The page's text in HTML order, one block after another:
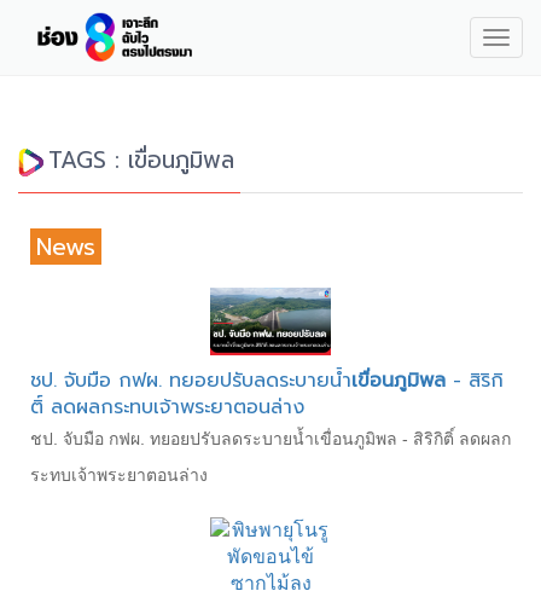
TAGS : เขื่อนภูมิพล
News
ชป. จับมือ กฟผ. ทยอยปรับลดระบายน้ำเขื่อนภูมิพล - สิริกิ
ติ์ ลดผลกระทบเจ้าพระยาตอนล่าง
ชป. จับมือ กฟผ. ทยอยปรับลดระบายน้ำเขื่อนภูมิพล - สิริกิติ์ ลดผลก
ระทบเจ้าพระยาตอนล่าง